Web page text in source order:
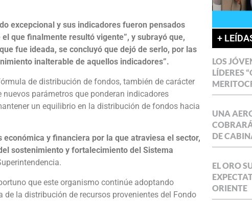
excepcional y sus indicadores fueron pensados
que finalmente resultó vigente”, y subrayó que,
fue ideada, se concluyó que dejó de serlo, por las
inalterable de aquellos indicadores”.
de distribución de fondos, también de carácter
parámetros que ponderan indicadores
un equilibrio en la distribución de fondos hacia
económica y financiera por la que atraviesa el sector,
sostenimiento y fortalecimiento del Sistema
que este organismo continúe adoptando
de la distribución de recursos provenientes del Fondo
+
LOS
LÍDERES
UNA
DE
EL ORO
ORIENTE